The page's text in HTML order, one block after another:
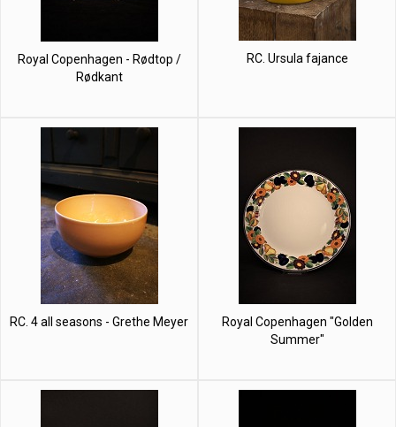
Royal Copenhagen - Rødtop /
Rødkant
RC. Ursula fajance
RC. 4 all seasons - Grethe Meyer
Royal Copenhagen "Golden
Summer"